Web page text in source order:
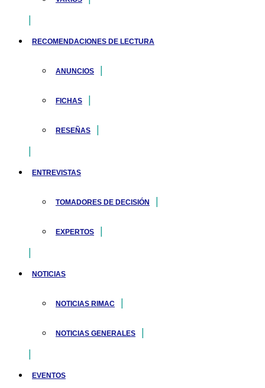
RECOMENDACIONES DE LECTURA
ANUNCIOS
FICHAS
RESEÑAS
ENTREVISTAS
TOMADORES DE DECISIÓN
EXPERTOS
NOTICIAS
NOTICIAS RIMAC
NOTICIAS GENERALES
EVENTOS